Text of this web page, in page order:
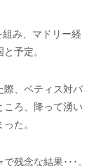
組み、マドリー経
予定。
際、ベティス対バ
ころ、降って湧い
た。
残念な結果･･･。